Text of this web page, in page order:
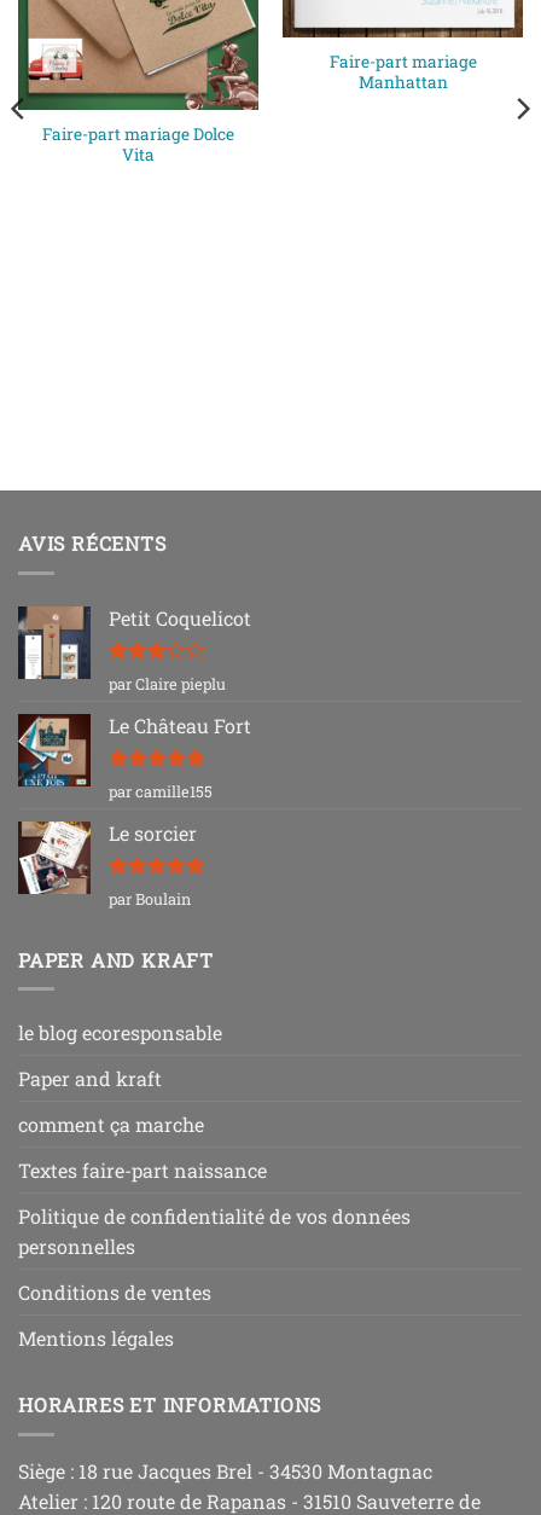
Faire-part mariage Dolce
Vita
Faire-part mariage
Manhattan
AVIS RÉCENTS
Petit Coquelicot
Note3
sur 5
par Claire pieplu
Le Château Fort
Note5sur
5
par camille155
Le sorcier
Note5sur
5
par Boulain
PAPER AND KRAFT
le blog ecoresponsable
Paper and kraft
comment ça marche
Textes faire-part naissance
Politique de confidentialité de vos données
personnelles
Conditions de ventes
Mentions légales
HORAIRES ET INFORMATIONS
Siège : 18 rue Jacques Brel - 34530 Montagnac
Atelier : 120 route de Rapanas - 31510 Sauveterre de